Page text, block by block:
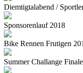
Diemtigtalabend /
Sponsorenlauf 2018
Bike Rennen Frutigen
Summer Challange